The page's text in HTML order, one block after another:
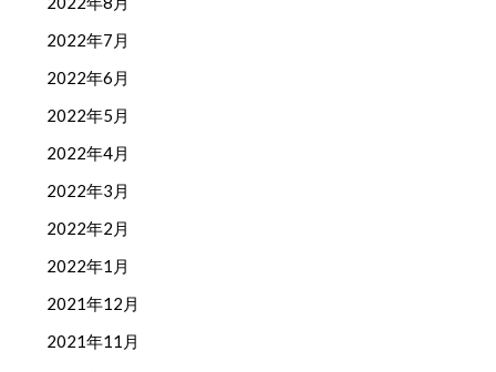
2022年7月
2022年6月
2022年5月
2022年4月
2022年3月
2022年2月
2022年1月
2021年12月
2021年11月